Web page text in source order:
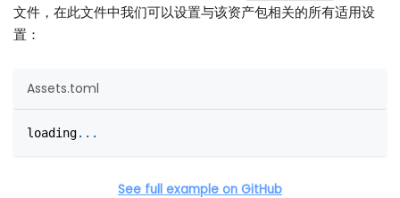
文件，在此文件中我们可以设置与该资产包相关的所有适用设
置：
Assets.toml
loading. . .
See full example on GitHub